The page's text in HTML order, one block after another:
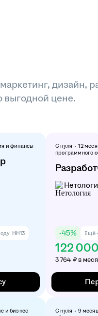
дизайн,
выгодной цене.
и финансы
HH13
С нуля 12
программного
-45% Ещё
122
3 764 ₽ в
и бизнес С нуля 9